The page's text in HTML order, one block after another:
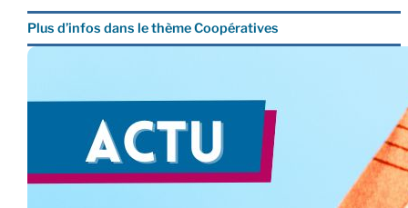
Plus d’infos dans le thème Coopératives